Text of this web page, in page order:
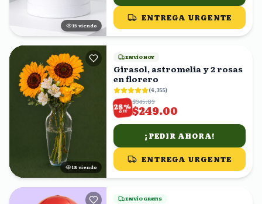
16 viendo
ENTREGA URGENTE
17 viendo
ENVÍO HOY
Girasol, astromelia y 2 rosas
en florero
(4,355)
28%
OFF
$345.83
$249.00
¡PEDIR AHORA!
ENTREGA URGENTE
ENVÍO GRATIS